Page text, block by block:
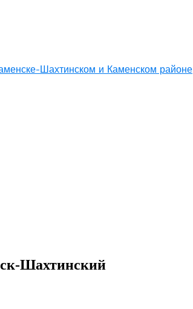
Шахтинском и Каменском районе
Шахтинский